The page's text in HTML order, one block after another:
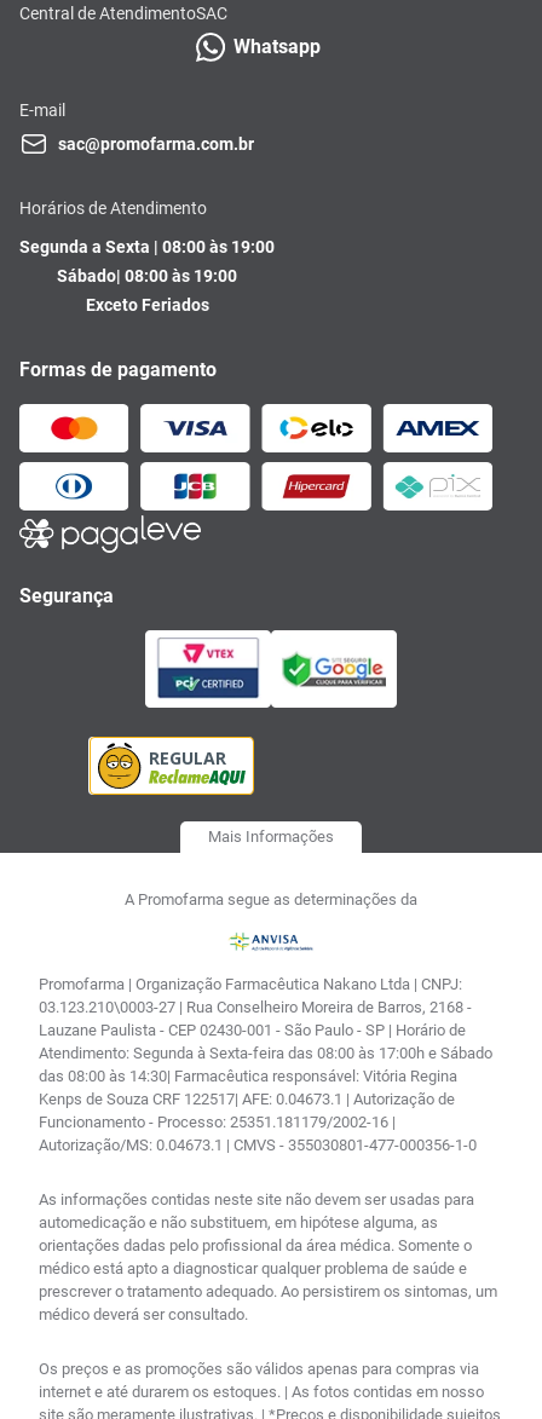
Central de AtendimentoSAC
Whatsapp
E-mail
sac@promofarma.com.br
Horários de Atendimento
Segunda a Sexta | 08:00 às 19:00
Sábado| 08:00 às 19:00
Exceto Feriados
Formas de pagamento
Segurança
Mais Informações
A Promofarma segue as determinações da
Promofarma | Organização Farmacêutica Nakano Ltda | CNPJ:
03.123.210\0003-27 | Rua Conselheiro Moreira de Barros, 2168 -
Lauzane Paulista - CEP 02430-001 - São Paulo - SP | Horário de
Atendimento: Segunda à Sexta-feira das 08:00 às 17:00h e Sábado
das 08:00 às 14:30| Farmacêutica responsável: Vitória Regina
Kenps de Souza CRF 122517| AFE: 0.04673.1 | Autorização de
Funcionamento - Processo: 25351.181179/2002-16 |
Autorização/MS: 0.04673.1 | CMVS - 355030801-477-000356-1-0
As informações contidas neste site não devem ser usadas para
automedicação e não substituem, em hipótese alguma, as
orientações dadas pelo profissional da área médica. Somente o
médico está apto a diagnosticar qualquer problema de saúde e
prescrever o tratamento adequado. Ao persistirem os sintomas, um
médico deverá ser consultado.
Os preços e as promoções são válidos apenas para compras via
internet e até durarem os estoques. | As fotos contidas em nosso
site são meramente ilustrativas. | *Preços e disponibilidade sujeitos